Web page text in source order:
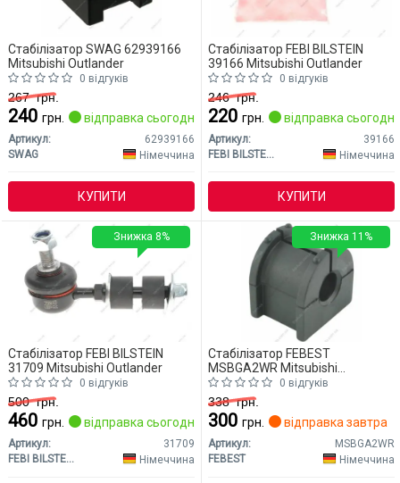
Стабілізатор SWAG 62939166
Mitsubishi Outlander
0 відгуків
267грн.
240 грн. відправка сьогодні
Артикул:
62939166
SWAG
Німеччина
КУПИТИ
Стабілізатор FEBI BILSTEIN
39166 Mitsubishi Outlander
0 відгуків
246грн.
220 грн. відправка сьогодні
Артикул:
39166
FEBI BILSTEIN
Німеччина
КУПИТИ
Стабілізатор FEBI BILSTEIN
31709 Mitsubishi Outlander
0 відгуків
500грн.
460 грн. відправка сьогодні
Артикул:
31709
FEBI BILSTEIN
Німеччина
Знижка 8%
Стабілізатор FEBEST
MSBGA2WR Mitsubishi
Outlander
0 відгуків
338грн.
300 грн. відправка завтра
Артикул:
MSBGA2WR
FEBEST
Німеччина
Знижка 11%